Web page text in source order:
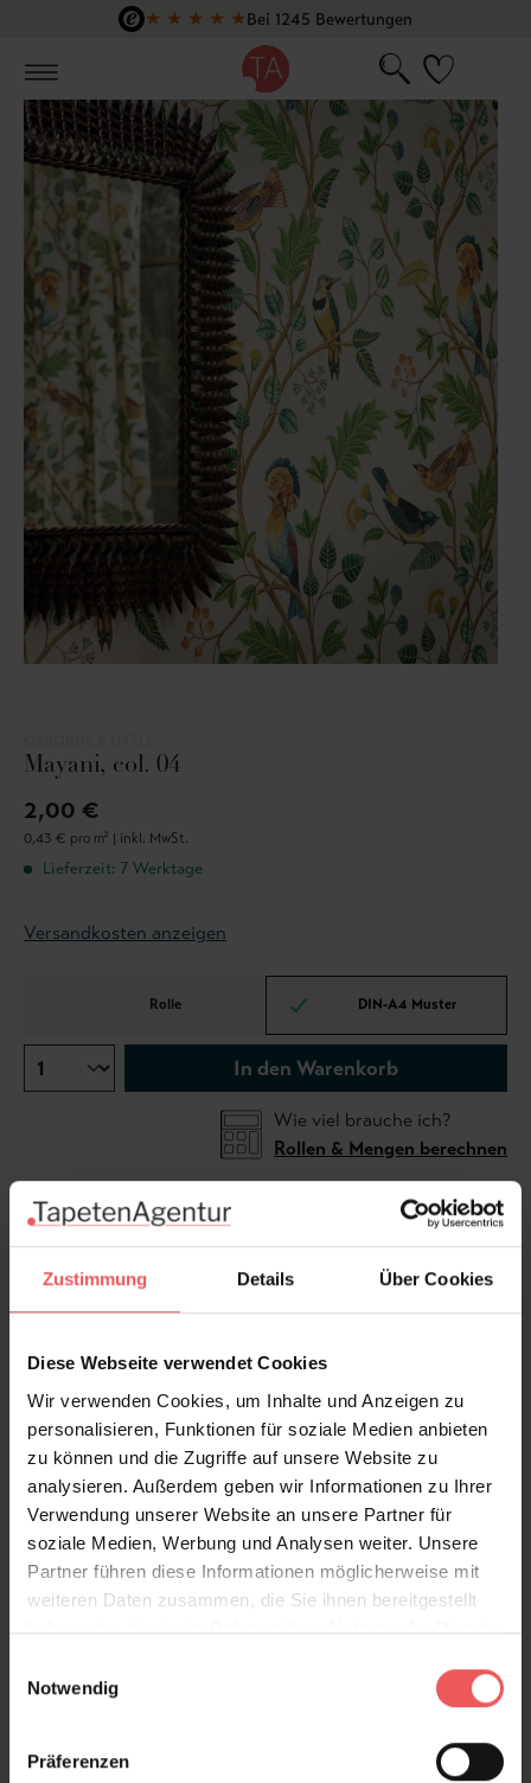
Zustimmung Details Über Cookies
Diese Webseite verwendet Cookies
Wir verwenden Cookies, um Inhalte und Anzeigen zu
personalisieren, Funktionen für soziale Medien anbieten
zu können und die Zugriffe auf unsere Website zu
analysieren. Außerdem geben wir Informationen zu Ihrer
Verwendung unserer Website an unsere Partner für
soziale Medien, Werbung und Analysen weiter. Unsere
Partner führen diese Informationen möglicherweise mit
weiteren Daten zusammen, die Sie ihnen bereitgestellt
haben oder die sie im Rahmen Ihrer Nutzung der Dienste
Notwendig
Präferenzen
Zum Hauptinhalt springen
★ ★ ★ ★ ★Bei 1245 Bewertungen
Mayani, col. 04
2,00 €
0,43 € pro m² | inkl. MwSt.
Lieferzeit: 7 Werktage
Versandkosten anzeigen
Rolle DIN-A4 Muster
In den Warenkorb
Wie viel brauche ich?
Rollen & Mengen berechnen
Die Tapete Mayani ist eine kunstvoll gestaltete
Wanddekoration mit wunderschönen Vögeln, die auf
blattreichen Ästen sitzen. Eine Farbvariante verfügt
von Eleganz verleiht. Inspiriert vom berühmten
Vogelschutzgebiet Mayani Bird Sanctuary in Indien,
bringt diese Tapete Natur und Schönheit in Ihr
Zuhause.
Produktdetails
Versand & Zahlung